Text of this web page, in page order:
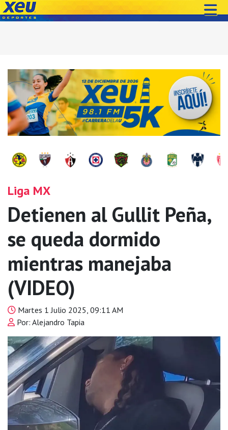
Liga MX
Detienen al Gullit Peña,
se queda dormido
mientras manejaba
(VIDEO)
Martes 1 Julio 2025, 09:11 AM
Por: Alejandro Tapia